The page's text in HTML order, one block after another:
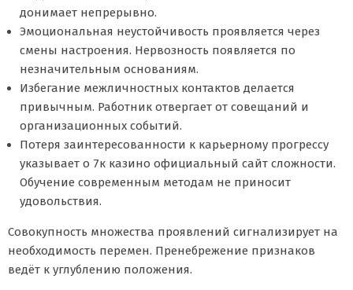
донимает непрерывно.
Эмоциональная неустойчивость проявляется через
смены настроения. Нервозность появляется по
незначительным основаниям.
Избегание межличностных контактов делается
привычным. Работник отвергает от совещаний и
организационных событий.
Потеря заинтересованности к карьерному прогрессу
указывает о 7к казино официальный сайт сложности.
Обучение современным методам не приносит
удовольствия.
Совокупность множества проявлений сигнализирует на
необходимость перемен. Пренебрежение признаков
ведёт к углублению положения.